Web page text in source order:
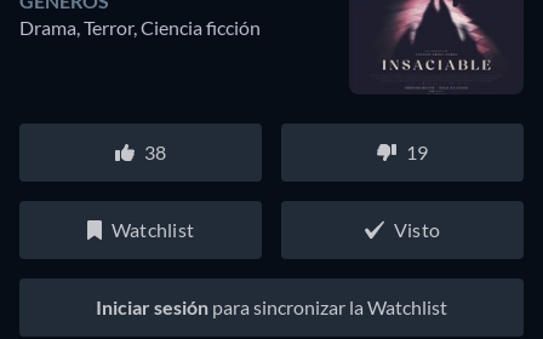
Drama, Terror, Ciencia ficción
38 19
Watchlist Visto
Iniciar sesión para sincronizar la Watchlist